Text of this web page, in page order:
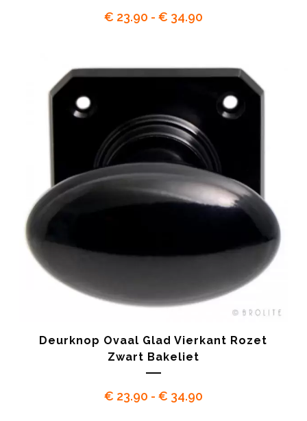
€ 23.90 - € 34.90Prijsklasse:
€ 34.90
Deurknop Ovaal Glad Vierkant Rozet
Zwart Bakeliet
€ 23.90 - € 34.90Prijsklasse: